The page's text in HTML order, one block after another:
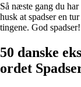
Så næste gang du
husk at spadser en
tingene. God spadser!
50 danske
ordet